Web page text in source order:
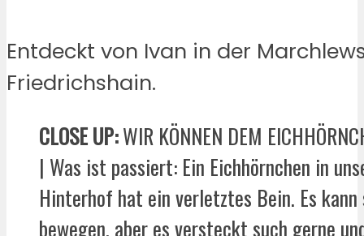
Entdeckt von Ivan in der
Friedrichshain.
CLOSE UP:WIR KÖNNEN DEM
| Was ist passiert: Ein Eichhörnchen in
Hinterhof hat ein verletztes Bein. Es kann
bewegen, aber es versteckt such gerne